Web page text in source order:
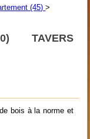
(45)>
TAVERS
bois à la norme et